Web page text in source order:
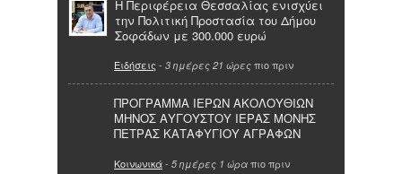
Η Περιφέρεια Θεσσαλίας ενισχύει
την Πολιτική Προστασία του Δήμου
Σοφάδων με 300.000 ευρώ
Ειδήσεις - 3 ημέρες 21 ώρες πιο πριν
ΠΡΟΓΡΑΜΜΑ ΙΕΡΩΝ ΑΚΟΛΟΥΘΙΩΝ
ΜΗΝΟΣ ΑΥΓΟΥΣΤΟΥ ΙΕΡΑΣ ΜΟΝΗΣ
ΠΕΤΡΑΣ ΚΑΤΑΦΥΓΙΟΥ ΑΓΡΑΦΩΝ
Κοινωνικά- 5 ημέρες 1 ώρα πιο πριν